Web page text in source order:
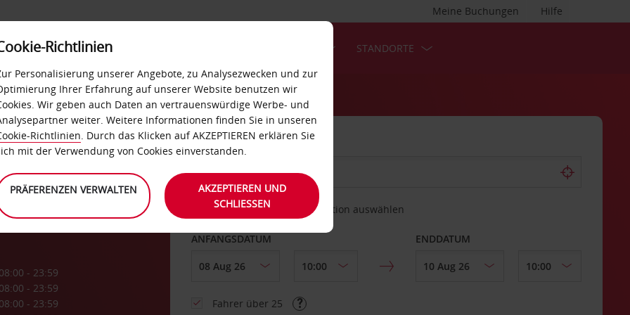
Hilfe
Meine Buchungen
LOYALTY SELF-SERVICES STANDORTE
08:00 - 23:59
08:00 - 23:59
08:00 - 23:59
ABHOLEN VON
Eine andere Rückgabestation auswählen
ANFANGSDATUM ENDDATUM
Fahrer über 25
Richtlinien
Personalisierung unserer Angebote, zu Analysezwecken und zur
Ihrer Erfahrung auf unserer Website benutzen wir
Wir geben auch Daten an vertrauenswürdige Werbe- und
weiter. Weitere Informationen finden Sie in unseren
Richtlinien. Durch das Klicken auf AKZEPTIEREN erklären Sie
mit der Verwendung von Cookies einverstanden.
PRÄFERENZEN VERWALTEN
AKZEPTIEREN UND
SCHLIESSEN